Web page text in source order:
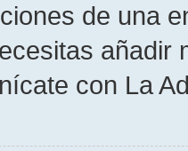
de una
añadir
con La